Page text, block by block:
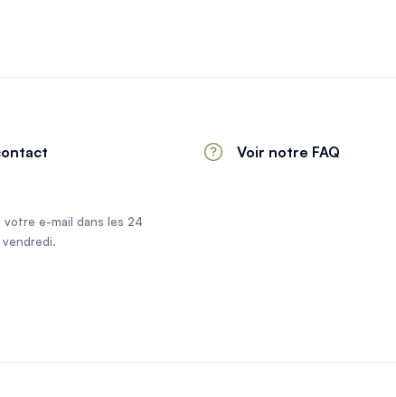
votre e-mail dans les 24
vendredi.
Voir notre FAQ